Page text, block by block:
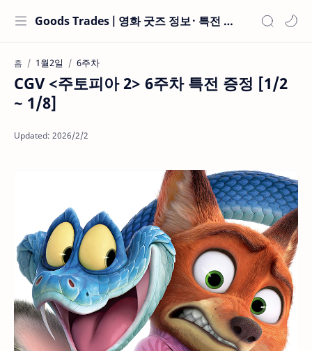
Goods Trades | 영화 굿즈 정보 · 특전 현황
홈 1월2일 6주차
CGV <주토피아 2> 6주차 특전 증정 [1/2
~ 1/8]